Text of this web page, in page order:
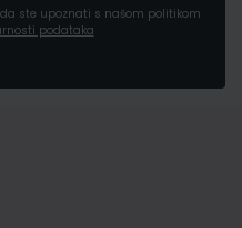
ste upoznati s našom politikom
podataka